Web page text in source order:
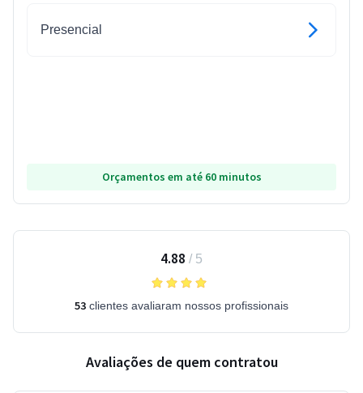
Presencial
Orçamentos em até 60 minutos
4.88 / 5
53 clientes avaliaram nossos profissionais
Avaliações de quem contratou